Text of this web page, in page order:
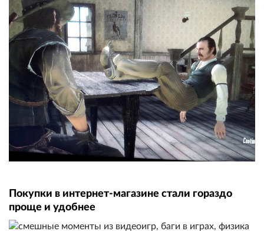
Покупки в интернет-магазине стали гораздо
проще и удобнее